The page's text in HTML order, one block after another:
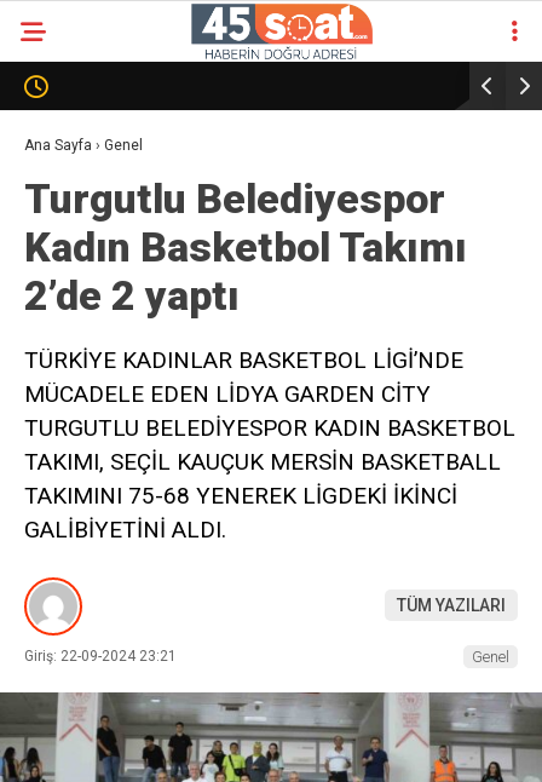
Ana Sayfa › Genel
Turgutlu Belediyespor
Kadın Basketbol Takımı
2’de 2 yaptı
TÜRKİYE KADINLAR BASKETBOL LİGİ’NDE
MÜCADELE EDEN LİDYA GARDEN CİTY
TURGUTLU BELEDİYESPOR KADIN BASKETBOL
TAKIMI, SEÇİL KAUÇUK MERSİN BASKETBALL
TAKIMINI 75-68 YENEREK LİGDEKİ İKİNCİ
GALİBİYETİNİ ALDI.
TÜM YAZILARI
Giriş: 22-09-2024 23:21 Genel